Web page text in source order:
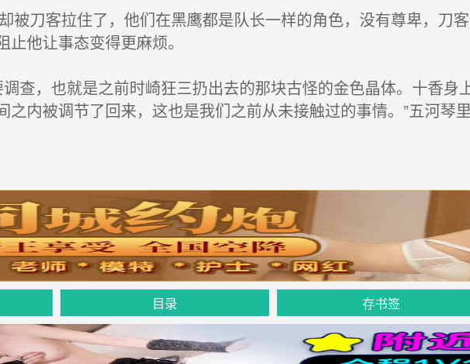
被刀客拉住了，他们在黑鹰都是队长一样的角色，没有尊卑，刀
他让事态变得更麻烦。
查，也就是之前时崎狂三扔出去的那块古怪的金色晶体。十香身
之内被调节了回来，这也是我们之前从未接触过的事情。”五河琴里
目录 存书签